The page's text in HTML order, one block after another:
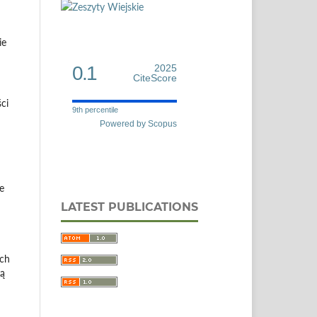
0.1
2025
CiteScore
9th percentile
Powered by Scopus
LATEST PUBLICATIONS